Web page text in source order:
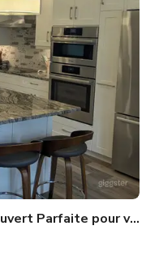
Parfaite pour